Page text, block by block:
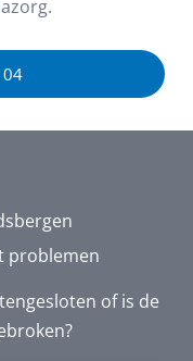
problemen
of is de